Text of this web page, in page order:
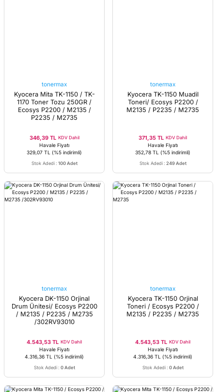
tonermax
Kyocera Mita TK-1150 / TK-
1170 Toner Tozu 250GR /
Ecosys P2200 / M2135 /
P2235 / M2735
346,39 TL KDV Dahil
Havale Fiyatı
329,07 TL (%5 indirimli)
Stok Adedi : 100 Adet
tonermax
Kyocera TK-1150 Muadil
Toneri/ Ecosys P2200 /
M2135 / P2235 / M2735
371,35 TL KDV Dahil
Havale Fiyatı
352,78 TL (%5 indirimli)
Stok Adedi : 249 Adet
tonermax
Kyocera DK-1150 Orjinal
Drum Ünitesi/ Ecosys P2200
/ M2135 / P2235 / M2735
/302RV93010
4.543,53 TL KDV Dahil
Havale Fiyatı
4.316,36 TL (%5 indirimli)
Stok Adedi : 0 Adet
tonermax
Kyocera TK-1150 Orjinal
Toneri / Ecosys P2200 /
M2135 / P2235 / M2735
4.543,53 TL KDV Dahil
Havale Fiyatı
4.316,36 TL (%5 indirimli)
Stok Adedi : 0 Adet